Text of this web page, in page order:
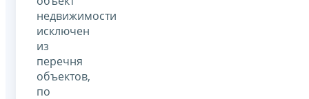
недвижимости
исключен
из
перечня
объектов,
по